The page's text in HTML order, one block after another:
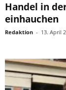
Handel in
einhauchen
Redaktion - 13. April